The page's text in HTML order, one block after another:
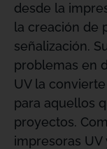
desde la
la creación de
señalización.
problemas en
UV la
para aquellos
proyectos.
impresoras